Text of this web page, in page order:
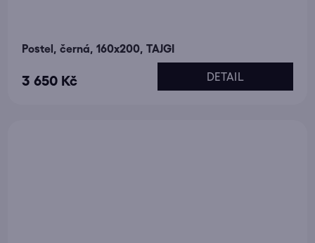
Postel, černá, 160x200, TAJGI
3 650 Kč DETAIL